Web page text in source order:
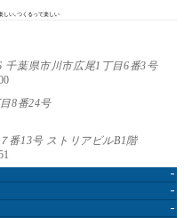
しい､つくるって楽しい
千葉県市川市広尾1丁目6番3号
8番24号
番13号 ストリアビルB1階